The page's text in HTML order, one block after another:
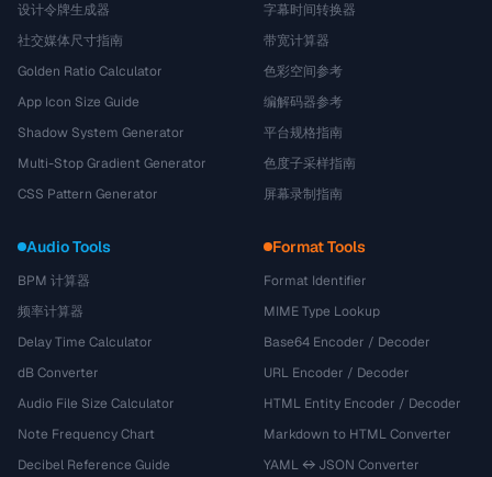
设计令牌生成器
社交媒体尺寸指南
Golden Ratio Calculator
App Icon Size Guide
Shadow System Generator
Multi-Stop Gradient Generator
CSS Pattern Generator
字幕时间转换器
带宽计算器
色彩空间参考
编解码器参考
平台规格指南
色度子采样指南
屏幕录制指南
Audio Tools
BPM 计算器
频率计算器
Delay Time Calculator
dB Converter
Audio File Size Calculator
Note Frequency Chart
Decibel Reference Guide
Format Tools
Format Identifier
MIME Type Lookup
Base64 Encoder / Decoder
URL Encoder / Decoder
HTML Entity Encoder / Decoder
Markdown to HTML Converter
YAML ↔ JSON Converter